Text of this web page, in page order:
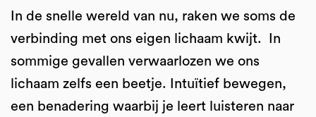
In de snelle wereld van nu, raken we soms de
verbinding met ons eigen lichaam kwijt. In
sommige gevallen verwaarlozen we ons
lichaam zelfs een beetje. Intuïtief bewegen,
een benadering waarbij je leert luisteren naar